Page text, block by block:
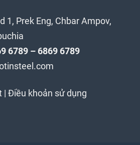
1, Prek Eng, Chbar Ampov,
6789 – 6869 6789
| Điều khoản sử dụng